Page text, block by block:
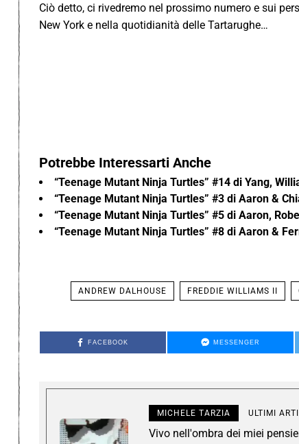
Ciò detto, ci rivedremo nel prossimo numero e sui
New York e nella quotidianità delle Tartarughe…
Potrebbe Interessarti Anche
“Teenage Mutant Ninja Turtles” #14 di Yang,
“Teenage Mutant Ninja Turtles” #3 di Aaron &
“Teenage Mutant Ninja Turtles” #5 di Aaron,
“Teenage Mutant Ninja Turtles” #8 di Aaron &
ANDREW DALHOUSE FREDDIE WILLIAMS II
FACEBOOK MESSENGER
MICHELE TARZIA ULTIMI
Vivo nell'ombra dei miei